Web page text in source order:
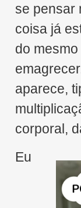
se pensar
coisa já
do
aparece,
corporal,
Eu